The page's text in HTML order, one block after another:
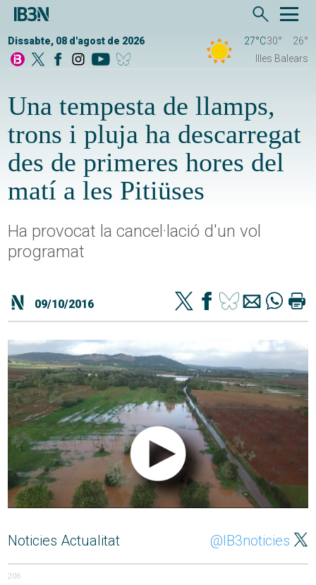
Dissabte, 08 d'agost de 2026 27°C30°
26°
Illes Balears
Una tempesta de llamps,
trons i pluja ha descarregat
des de primeres hores del
matí a les Pitiüses
Ha provocat la cancel·lació d'un vol
programat
09/10/2016
Noticies Actualitat @IB3noticies
206